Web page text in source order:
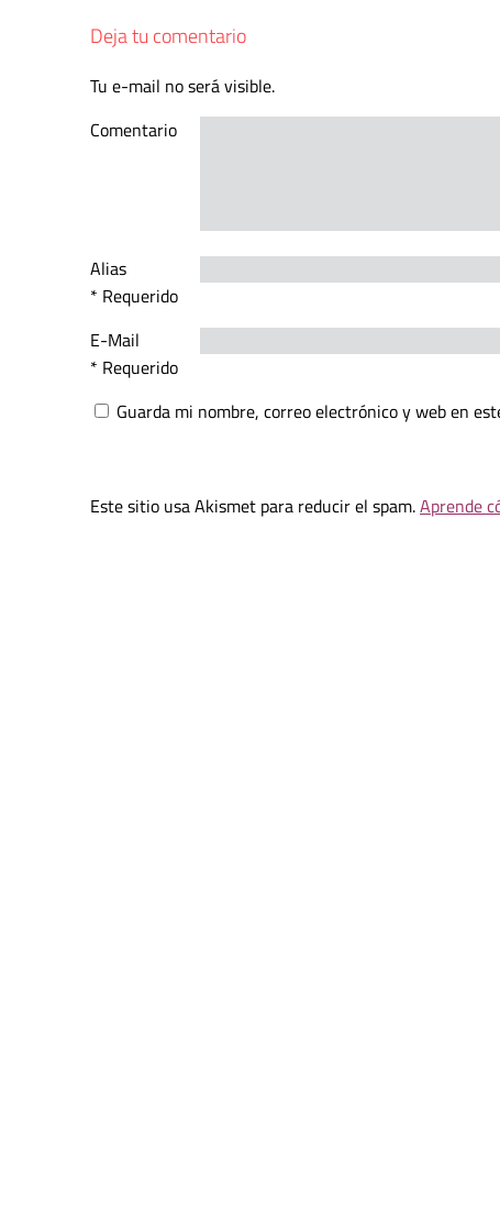
Deja tu comentario
Tu e-mail no será visible.
Comentario
Alias
* Requerido
E-Mail
* Requerido
Guarda mi nombre, correo electrónico y web en
Este sitio usa Akismet para reducir el spam.Aprende